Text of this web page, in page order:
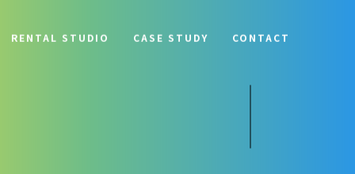
RENTAL STUDIO CASE STUDY CONTACT